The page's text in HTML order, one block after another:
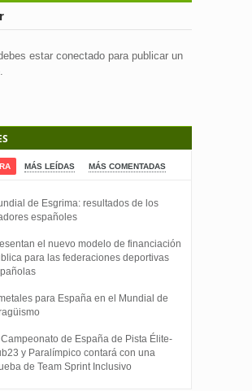
estar conectado para publicar un
MÁS LEÍDAS MÁS COMENTADAS
de Esgrima: resultados de los
españoles
el nuevo modelo de financiación
para las federaciones deportivas
para España en el Mundial de
Campeonato de España de Pista Élite-
y Paralímpico contará con una
de Team Sprint Inclusivo